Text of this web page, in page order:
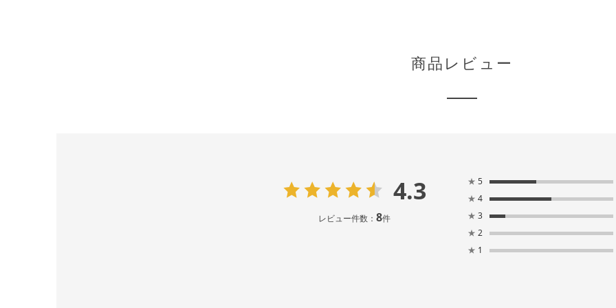
商品レビュー
4.3
レビュー件数： 8件
★ 5
★ 4
★ 3
★ 2
★ 1